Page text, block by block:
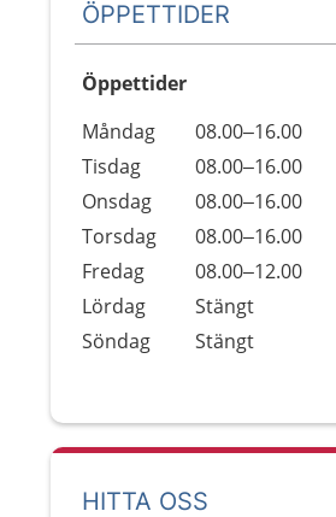
ÖPPETTIDER
Öppettider
Dag
Öppettider
Kommentarer
Måndag
08.00–16.00
Tisdag
08.00–16.00
Onsdag
08.00–16.00
Torsdag
08.00–16.00
Fredag
08.00–12.00
Lördag
Stängt
Söndag
Stängt
HITTA OSS